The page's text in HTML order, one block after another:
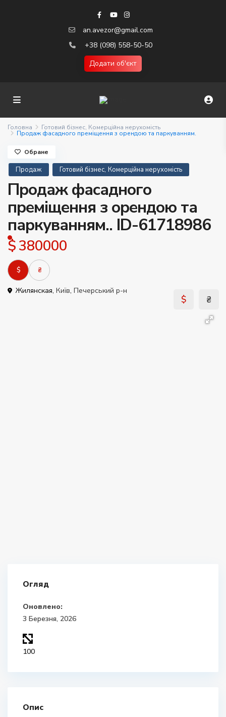
an.avezor@gmail.com
+38 (098) 558-50-50
Додати об'єкт
Головна Готовий бізнес, Комерційна нерухомість
Продаж фасадного преміщення з орендою та паркуванням.
Продаж Готовий бізнес, Комерційна нерухомість
Продаж фасадного
преміщення з орендою та
паркуванням.. ID-61718986
$ 380000
$ ₴
Жилянская, Київ, Печерський р-н
Обране
Огляд
Оновлено:
3 Березня, 2026
100
Опис
$ ₴